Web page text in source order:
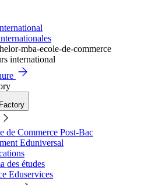
international
de Commerce Post-Bac
Eduniversal
des études
Eduservices